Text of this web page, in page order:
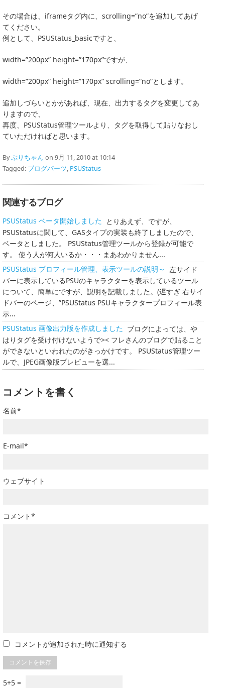
その場合は、iframeタグ内に、scrolling=”no”を追加してあげ
てください。
例として、PSUStatus_basicですと、
width=”200px” height=”170px”ですが、
width=”200px” height=”170px” scrolling=”no”とします。
追加しづらいとかがあれば、現在、出力するタグを変更してあ
りますので、
再度、PSUStatus管理ツールより、タグを取得して貼りなおし
ていただければと思います。
Byぶりちゃん on 9月 11, 2010 at 10:14
Tagged: ブログパーツ, PSUStatus
関連するブログ
PSUStatus ベータ開始しました とりあえず、ですが、
PSUStatusに関して、GASタイプの実装も終了しましたので、
ベータとしました。 PSUStatus管理ツールから登録が可能で
す。 使う人が何人いるか・・・まあわかりません...
PSUStatus プロフィール管理、表示ツールの説明～ 左サイド
バーに表示しているPSUのキャラクターを表示しているツール
について、簡単にですが、説明を記載しました。(遅すぎ 右サイ
ドバーのページ、”PSUStatus PSUキャラクタープロフィール表
示...
PSUStatus 画像出力版を作成しました ブログによっては、や
はりタグを受け付けないようで>< フレさんのブログで貼ること
ができないといわれたのがきっかけです。 PSUStatus管理ツー
ルで、JPEG画像版プレビューを選...
コメントを書く
名前*
E-mail*
ウェブサイト
コメント*
コメントが追加された時に通知する
5+5 =